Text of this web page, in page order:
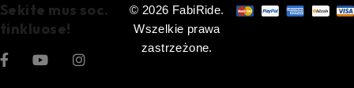
Sekite mus soc.
tinkluose!
© 2026 FabiRide.
Wszelkie prawa
zastrzeżone.